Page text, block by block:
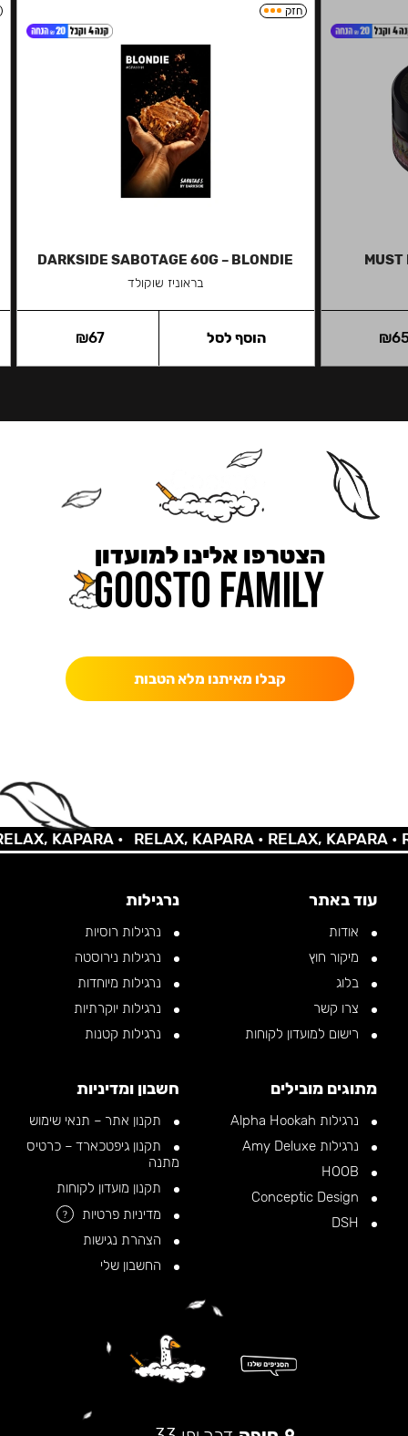
MUST
₪
חזק
DARKSIDE SABOTAGE 60G – BLONDIE
בראוניז שוקולד
₪67 הוסף לסל
הצטרפו אלינו למועדון
קבלו מאיתנו מלא הטבות
KAPARA • RELAX, KAPARA •RELAX, KAPARA •
עוד באתר
אודות
מיקור חוץ
בלוג
צרו קשר
רישום למועדון לקוחות
נרגילות
נרגילות רוסיות
נרגילות נירוסטה
נרגילות מיוחדות
נרגילות יוקרתיות
נרגילות קטנות
מתוגים מובילים
נרגילות Alpha Hookah
נרגילות Amy Deluxe
חשבון ומדיניות
תקנון אתר – תנאי שימוש
תקנון גיפטכארד – כרטיס
מתנה
תקנון מועדון לקוחות
מדיניות פרטיות
?
הצהרת נגישות
החשבון שלי